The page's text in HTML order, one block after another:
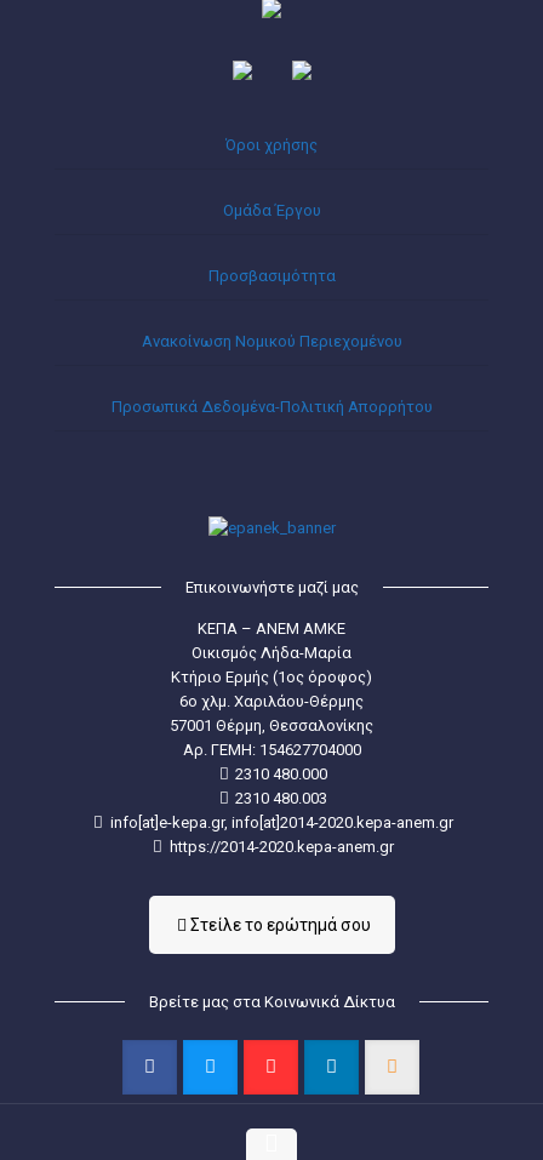
Όροι χρήσης
Ομάδα Έργου
Προσβασιμότητα
Ανακοίνωση Νομικού Περιεχομένου
Προσωπικά Δεδομένα-Πολιτική Απορρήτου
Επικοινωνήστε μαζί μας
ΚΕΠΑ – ΑΝΕΜ ΑΜΚΕ
Οικισμός Λήδα-Μαρία
Κτήριο Ερμής (1ος όροφος)
6ο χλμ. Χαριλάου-Θέρμης
57001 Θέρμη, Θεσσαλονίκης
Aρ. ΓΕΜΗ: 154627704000
2310 480.000
2310 480.003
info[at]e-kepa.gr, info[at]2014-2020.kepa-anem.gr
https://2014-2020.kepa-anem.gr
Στείλε τo ερώτημά σου
Βρείτε μας στα Κοινωνικά Δίκτυα